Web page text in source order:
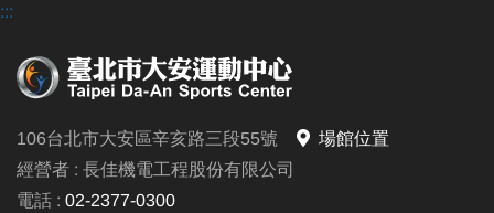
:::
106台北市大安區辛亥路三段55號
場館位置
經營者 : 長佳機電工程股份有限公司
電話 : 02-2377-0300